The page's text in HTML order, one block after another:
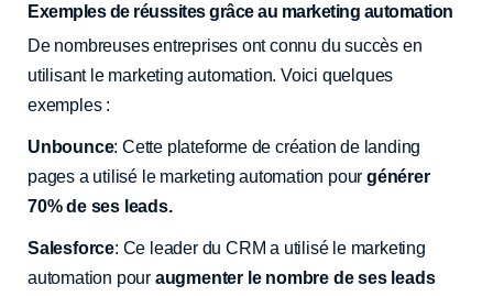
Exemples de réussites grâce au marketing automation
De nombreuses entreprises ont connu du succès en
utilisant le marketing automation. Voici quelques
exemples :
Unbounce: Cette plateforme de création de landing
pages a utilisé le marketing automation pour générer
70% de ses leads.
Salesforce: Ce leader du CRM a utilisé le marketing
automation pour augmenter le nombre de ses leads